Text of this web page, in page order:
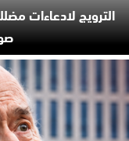
الترويج لادعاءات